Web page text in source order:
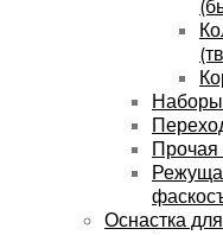
Наборы
Прочая
Оснастка